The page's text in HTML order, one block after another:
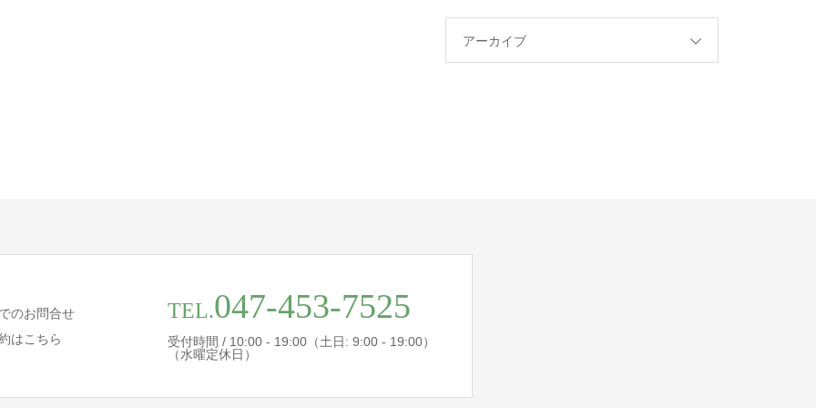
アーカイブ
のお問合せ
はこちら
TEL.047-453-7525
受付時間 / 10:00 - 19:00（土日: 9:00 - 19:00）
（水曜定休日）